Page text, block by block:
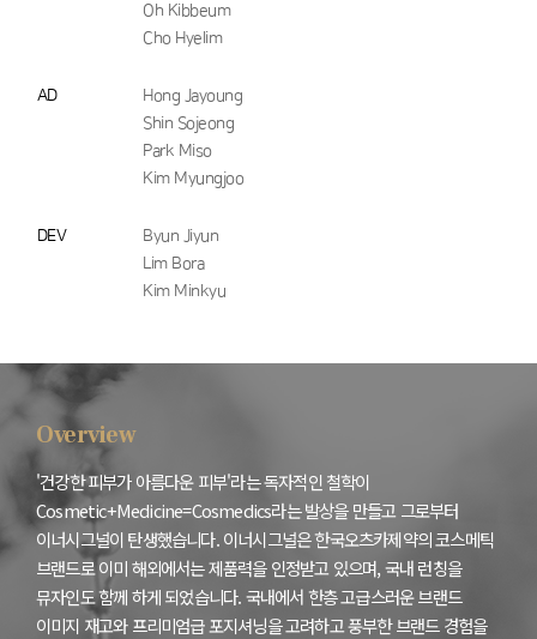
Oh Kibbeum
Cho Hyelim
AD
Hong Jayoung
Shin Sojeong
Park Miso
Kim Myungjoo
DEV
Byun Jiyun
Lim Bora
Kim Minkyu
Overview
'건강한 피부가 아름다운 피부'라는 독자적인 철학이
Cosmetic+Medicine=Cosmedics라는 발상을 만들고 그로부터
이너시그널이 탄생했습니다.이너시그널은 한국오츠카제약의 코스메틱
브랜드로 이미 해외에서는 제품력을 인정받고 있으며, 국내 런칭을
뮤자인도 함께 하게 되었습니다.국내에서 한층 고급스러운 브랜드
이미지 재고와 프리미엄급 포지셔닝을 고려하고 풍부한 브랜드 경험을